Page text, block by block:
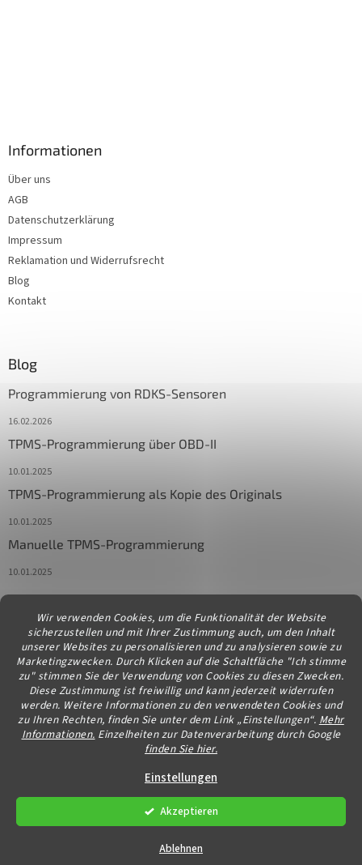
Wir verwenden Cookies, um die Funktionalität der Website
sicherzustellen und mit Ihrer Zustimmung auch, um den Inhalt
unserer Websites zu personalisieren und zu analysieren sowie zu
Marketingzwecken. Durch Klicken auf die Schaltfläche "Ich stimme
zu" stimmen Sie der Verwendung von Cookies zu diesen Zwecken.
Diese Zustimmung ist freiwillig und kann jederzeit widerrufen
werden. Weitere Informationen zu den verwendeten Cookies und
zu Ihren Rechten, finden Sie unter dem Link „Einstellungen“. Mehr
Informationen. Einzelheiten zur Datenverarbeitung durch Google
finden Sie hier.
Einstellungen
Ablehnen
Akzeptieren
Informationen
Über uns
AGB
Datenschutzerklärung
Impressum
Reklamation und Widerrufsrecht
Blog
Kontakt
Blog
Programmierung von RDKS-Sensoren
16.02.2026
TPMS-Programmierung über OBD-II
10.01.2025
TPMS-Programmierung als Kopie des Originals
10.01.2025
Manuelle TPMS-Programmierung
10.01.2025
Kontakt
info@diagstore.at
Erstellt von Shoptet
Copyright 2026diagstore.at. Alle Rechte vorbehalten.Cookie-
Einstellungen ändern